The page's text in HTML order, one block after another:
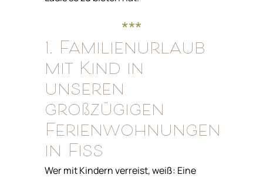
***
1. Familienurlaub
mit Kind in
unseren
großzügigen
Ferienwohnungen
in Fiss
Wer mit Kindern verreist, weiß: Eine